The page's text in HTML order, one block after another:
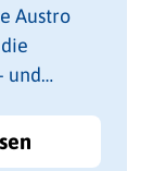
Austro
und